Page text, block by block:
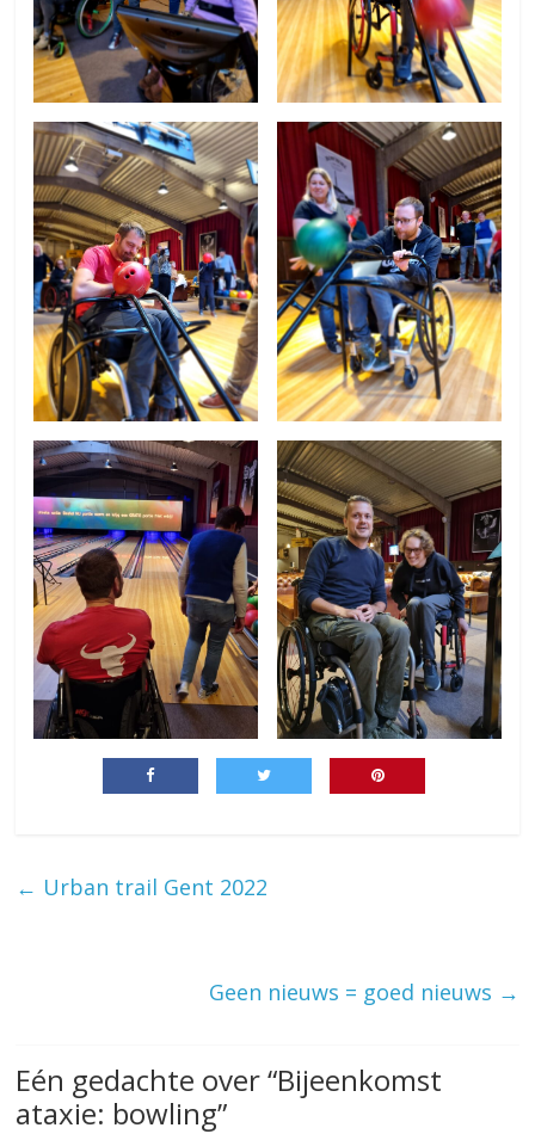
← Urban trail Gent 2022
Geen nieuws = goed nieuws →
Eén gedachte over “Bijeenkomst
ataxie: bowling”